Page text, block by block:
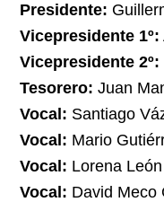
Presidente:
Vicepresidente 1º:
Vicepresidente 2º:
Tesorero: Juan
Vocal: Santiago
Vocal: Mario
Vocal: Lorena
Vocal: David Meco